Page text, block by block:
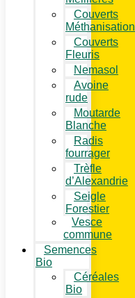
Couverts
Méthanisation
Couverts
Fleuris
Nemasol
Avoine
rude
Moutarde
Blanche
Radis
fourrager
Trèfle
d’Alexandrie
Seigle
Forestier
Vesce
commune
Semences
Bio
Céréales
Bio